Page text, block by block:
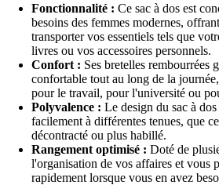
Fonctionnalité : Ce sac à dos est
besoins des femmes modernes,
transporter vos essentiels tels que
livres ou vos accessoires personnels.
Confort : Ses bretelles rembourrées
confortable tout au long de la
pour le travail, pour l'université ou
Polyvalence : Le design du sac à
facilement à différentes tenues, que
décontracté ou plus habillé.
Rangement optimisé : Doté de
l'organisation de vos affaires et vous
rapidement lorsque vous en avez